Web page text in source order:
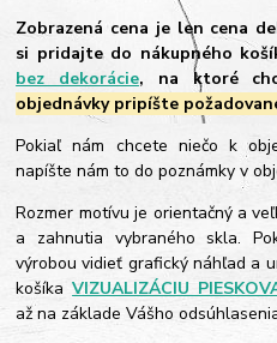
Zobrazená cena je len cena
si pridajte do nákupného
bez dekorácie, na ktoré
objednávky pripíšte
Pokiaľ nám chcete niečo k
napíšte nám to do poznámky v
Rozmer motívu je orientačný a
a zahnutia vybraného skla.
výrobou vidieť grafický náhľad a
košíkaVIZUALIZÁCIU
až na základe Vášho